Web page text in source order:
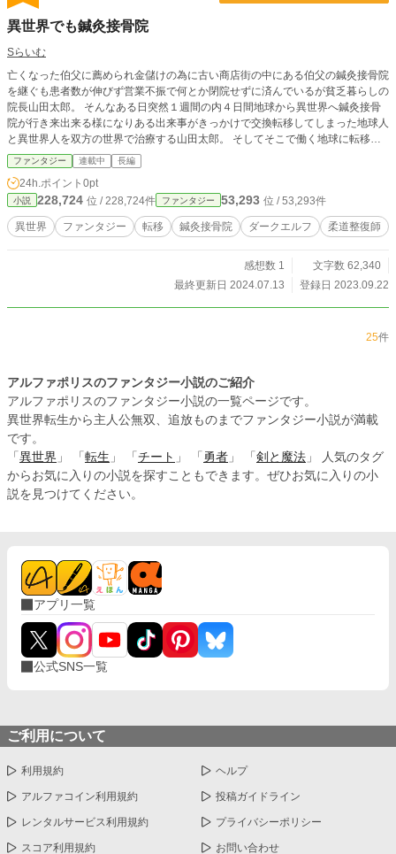
異世界でも鍼灸接骨院
Sらいむ
亡くなった伯父に薦められ金儲けの為に古い商店街の中にある伯父の鍼灸接骨院
を継ぐも患者数が伸びず営業不振で何とか閉院せずに済んでいるが貧乏暮らしの
院長山田太郎。 そんなある日突然１週間の内４日間地球から異世界へ鍼灸接骨
院が行き来出来る様になりある出来事がきっかけで交換転移してしまった地球人
と異世界人を双方の世界で治療する山田太郎。 そしてそこで働く地球に転移し
てしまったダークエルフ・サーシャ。 異世界人リステイア・コルトと交換転移
してしまい異世界側の４日間スタッフとして働く地球人花咲蘭。 異世界側の患
者男爵マドラン・騎士師団長グラッセン・花屋リリー。 地球側での交換転移者
藤本圭吾として過ごす元ドワーフ・ドルバノン。 両方の世界で身体だけでなく
知らず知らず心の治療もしてしまう守銭奴山田太郎。 接骨院での治療を中心と
した少し人情・少し恋愛・少し？がめつい主人公山田太郎と関わる人々のほんわ
ファンタジー 連載中 長編
24h.ポイント 0pt
小説 228,724 位 / 228,724件 ファンタジー 53,293 位 / 53,293件
異世界 ファンタジー 転移 鍼灸接骨院 ダークエルフ 柔道整復師
感想数 1
文字数 62,340
最終更新日 2024.07.13
登録日 2023.09.22
25件
アルファポリスのファンタジー小説のご紹介
アルファポリスのファンタジー小説の一覧ページです。
異世界転生から主人公無双、追放ものまでファンタジー小説が満載
です。
「 異世界 」 「 転生 」 「 チート 」 「 勇者 」 「 剣と魔法 」 人気のタグ
からお気に入りの小説を探すこともできます。ぜひお気に入りの小
説を見つけてください。
アプリ一覧
公式SNS一覧
ご利用について
利用規約 ヘルプ
アルファコイン利用規約 投稿ガイドライン
レンタルサービス利用規約 プライバシーポリシー
スコア利用規約 お問い合わせ